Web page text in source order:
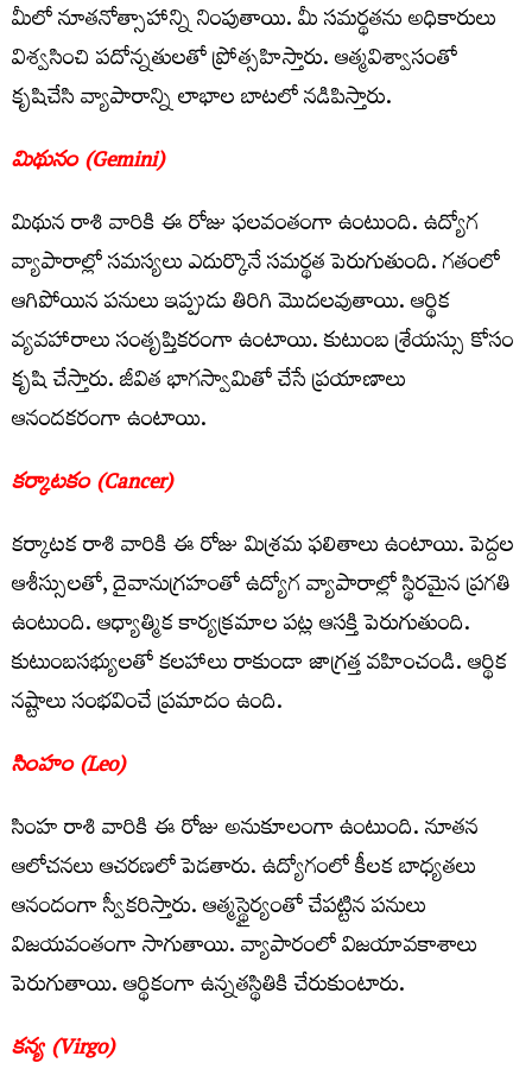
మీలో నూతనోత్సాహాన్ని నింపుతాయి. మీ సమర్థతను అధికారులు
విశ్వసించి పదోన్నతులతో ప్రోత్సహిస్తారు. ఆత్మవిశ్వాసంతో
కృషిచేసి వ్యాపారాన్ని లాభాల బాటలో నడిపిస్తారు.
మిథునం (Gemini)
మిథున రాశి వారికి ఈ రోజు ఫలవంతంగా ఉంటుంది. ఉద్యోగ
వ్యాపారాల్లో సమస్యలు ఎదుర్కొనే సమర్థత పెరుగుతుంది. గతంలో
ఆగిపోయిన పనులు ఇప్పుడు తిరిగి మొదలవుతాయి. ఆర్థిక
వ్యవహారాలు సంతృప్తికరంగా ఉంటాయి. కుటుంబ శ్రేయస్సు కోసం
కృషి చేస్తారు. జీవిత భాగస్వామితో చేసే ప్రయాణాలు
ఆనందకరంగా ఉంటాయి.
కర్కాటకం (Cancer)
కర్కాటక రాశి వారికి ఈ రోజు మిశ్రమ ఫలితాలు ఉంటాయి. పెద్దల
ఆశీస్సులతో, దైవానుగ్రహంతో ఉద్యోగ వ్యాపారాల్లో స్థిరమైన ప్రగతి
ఉంటుంది. ఆధ్యాత్మిక కార్యక్రమాల పట్ల ఆసక్తి పెరుగుతుంది.
కుటుంబసభ్యులతో కలహాలు రాకుండా జాగ్రత్త వహించండి. ఆర్థిక
నష్టాలు సంభవించే ప్రమాదం ఉంది.
సింహం (Leo)
సింహ రాశి వారికి ఈ రోజు అనుకూలంగా ఉంటుంది. నూతన
ఆలోచనలు ఆచరణలో పెడతారు. ఉద్యోగంలో కీలక బాధ్యతలు
ఆనందంగా స్వీకరిస్తారు. ఆత్మస్థైర్యంతో చేపట్టిన పనులు
విజయవంతంగా సాగుతాయి. వ్యాపారంలో విజయావకాశాలు
పెరుగుతాయి. ఆర్థికంగా ఉన్నతస్థితికి చేరుకుంటారు.
కన్య (Virgo)